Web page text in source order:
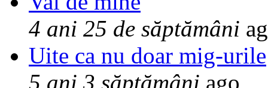
4 ani 25 de săptămâni
Uite ca nu doar mig-urile
5 ani 3 săptămâni ago